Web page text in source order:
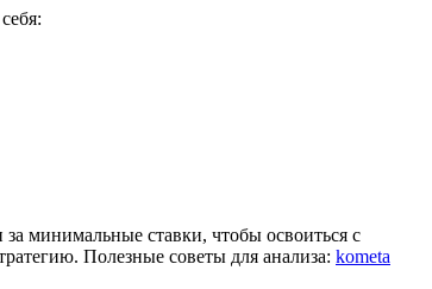
минимальные ставки, чтобы освоиться с
Полезные советы для анализа: kometa